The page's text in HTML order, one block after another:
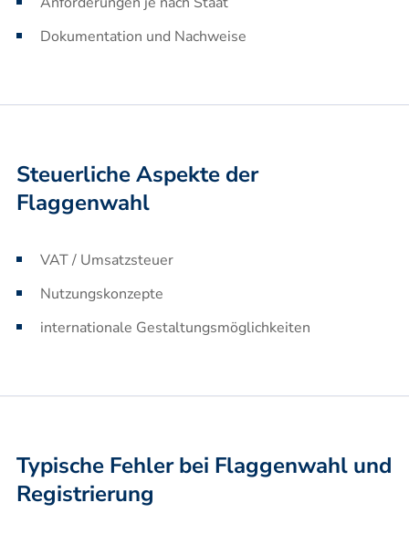
Dokumentation und Nachweise
Steuerliche Aspekte der
Flaggenwahl
VAT / Umsatzsteuer
Nutzungskonzepte
internationale Gestaltungsmöglichkeiten
Typische Fehler bei Flaggenwahl und
Registrierung